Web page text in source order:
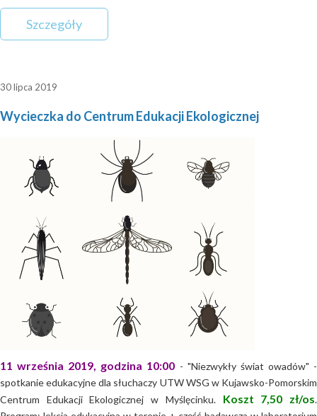
Szczegóły
30 lipca 2019
Wycieczka do Centrum Edukacji Ekologicznej
11 września 2019, godzina 10:00 - "Niezwykły świat owadów" -
spotkanie edukacyjne dla słuchaczy UTW WSG w Kujawsko-Pomorskim
Centrum Edukacji Ekologicznej w Myślęcinku. Koszt 7,50 zł/os.